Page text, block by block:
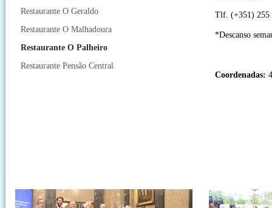
Restaurante O Geraldo
Restaurante O Malhadoura
Restaurante O Palheiro
Restaurante Pensão Central
Tlf. (+351) 255
*Descanso
Coordenadas: